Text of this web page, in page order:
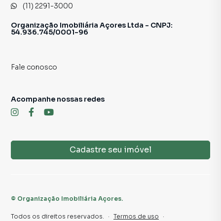
(11) 2291-3000
Organização Imobiliária Açores Ltda - CNPJ:
54.936.745/0001-96
Fale conosco
Cadastre seu imóvel
Acompanhe nossas redes
© Organização Imobiliária Açores.
Todos os direitos reservados. · Termos de uso ·